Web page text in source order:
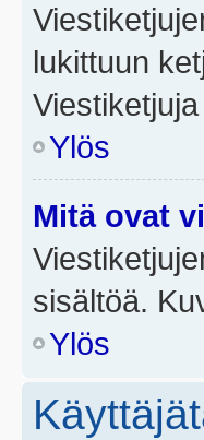
lukittuun
Ylös
Mitä ovat
sisältöä.
Ylös